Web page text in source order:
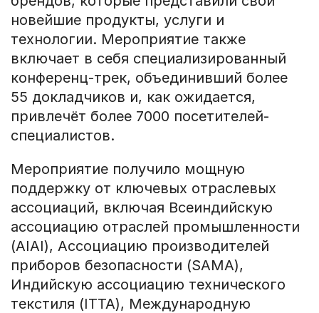
новейшие продукты, услуги и
технологии. Мероприятие также
включает в себя специализированный
конференц-трек, объединивший более
55 докладчиков и, как ожидается,
привлечёт более 7000 посетителей-
специалистов.
Мероприятие получило мощную
поддержку от ключевых отраслевых
ассоциаций, включая Всеиндийскую
ассоциацию отраслей промышленности
(AIAI), Ассоциацию производителей
приборов безопасности (SAMA),
Индийскую ассоциацию технического
текстиля (ITTA), Международную